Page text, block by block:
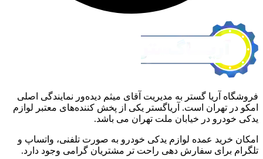
فروشگاه آریا گستر به مدیریت آقای میثم دیده‌ور نمایندگی اصلی
امکو در تهران است. آریاگستر یکی از پخش کننده‌های معتبر لوازم
یدکی خودرو در خیابان ملت تهران می باشد.
امکان خرید عمده لوازم یدکی خودرو به صورت تلفنی، واتساپ و
تلگرام برای سفارش دهی راحت تر مشتریان گرامی وجود دارد.